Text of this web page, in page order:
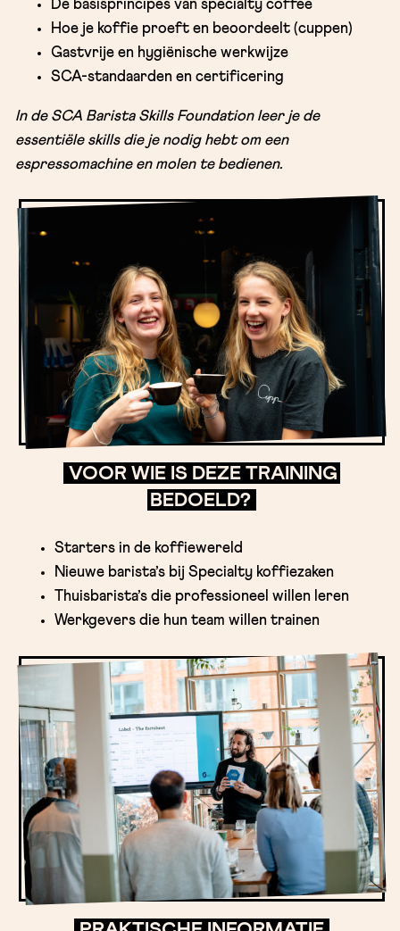
De basisprincipes van specialty coffee
Hoe je koffie proeft en beoordeelt (cuppen)
Gastvrije en hygiënische werkwijze
SCA-standaarden en certificering
In de SCA Barista Skills Foundation leer je de
essentiële skills die je nodig hebt om een
espressomachine en molen te bedienen.
VOOR WIE IS DEZE TRAINING
BEDOELD?
Starters in de koffiewereld
Nieuwe barista’s bij Specialty koffiezaken
Thuisbarista’s die professioneel willen leren
Werkgevers die hun team willen trainen